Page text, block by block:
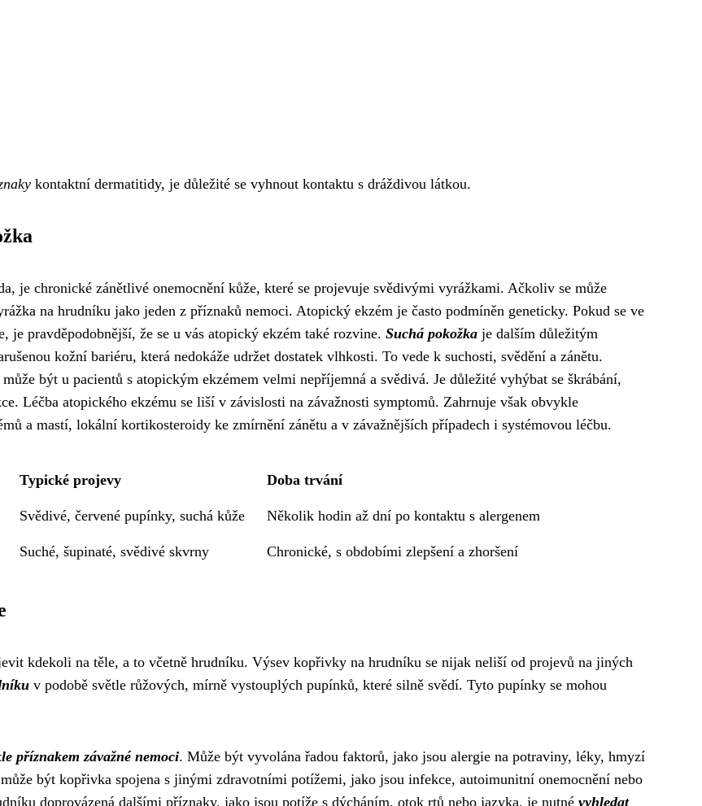
kontaktní dermatitidy, je důležité se vyhnout kontaktu s dráždivou látkou.
je chronické zánětlivé onemocnění kůže, které se projevuje svědivými vyrážkami. Ačkoliv se může
na hrudníku jako jeden z příznaků nemoci. Atopický ekzém je často podmíněn geneticky. Pokud se ve
pravděpodobnější, že se u vás atopický ekzém také rozvine. Suchá pokožka je dalším důležitým
kožní bariéru, která nedokáže udržet dostatek vlhkosti. To vede k suchosti, svědění a zánětu.
být u pacientů s atopickým ekzémem velmi nepříjemná a svědivá. Je důležité vyhýbat se škrábání,
Léčba atopického ekzému se liší v závislosti na závažnosti symptomů. Zahrnuje však obvykle
a mastí, lokální kortikosteroidy ke zmírnění zánětu a v závažnějších případech i systémovou léčbu.
Typické projevy Doba trvání
Svědivé, červené pupínky, suchá kůže Několik hodin až dní po kontaktu s alergenem
Suché, šupinaté, svědivé skvrny Chronické, s obdobími zlepšení a zhoršení
kdekoli na těle, a to včetně hrudníku. Výsev kopřivky na hrudníku se nijak neliší od projevů na jiných
v podobě světle růžových, mírně vystouplých pupínků, které silně svědí. Tyto pupínky se mohou
příznakem závažné nemoci. Může být vyvolána řadou faktorů, jako jsou alergie na potraviny, léky, hmyzí
být kopřivka spojena s jinými zdravotními potížemi, jako jsou infekce, autoimunitní onemocnění nebo
doprovázená dalšími příznaky, jako jsou potíže s dýcháním, otok rtů nebo jazyka, je nutné vyhledat